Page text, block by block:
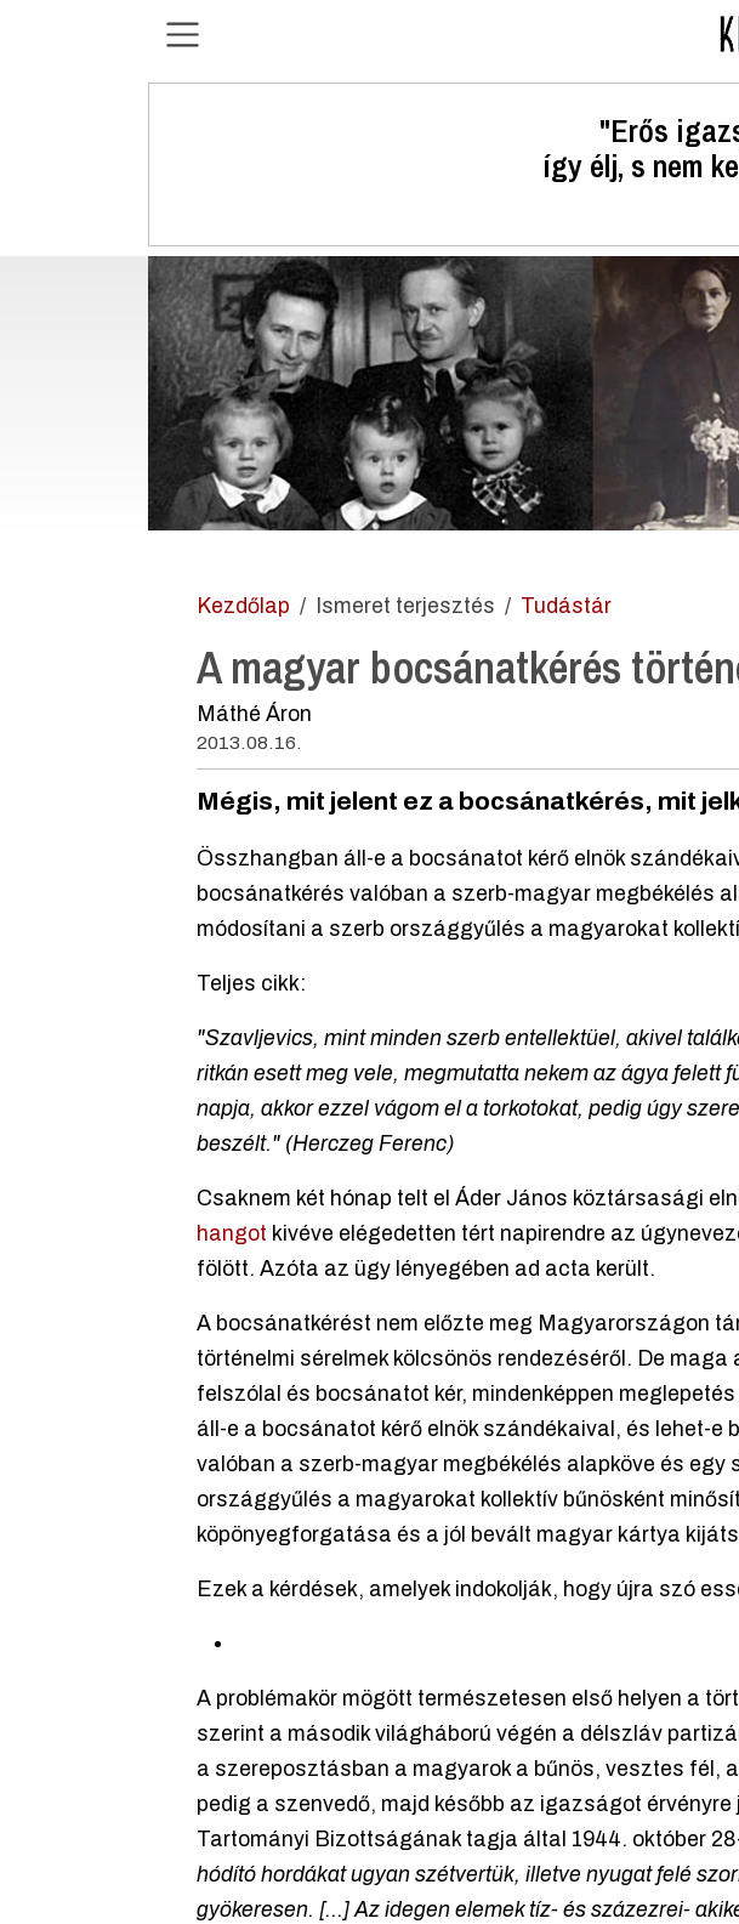
"Erős
így élj, s nem
Kezdőlap Ismeret terjesztés Tudástár
A magyar bocsánatkérés
Máthé Áron
2013.08.16.
Mégis, mit jelent ez a bocsánatkérés, mit
Összhangban áll-e a bocsánatot kérő elnök
bocsánatkérés valóban a szerb-magyar megbékélés
módosítani a szerb országgyűlés a magyarokat
Teljes cikk:
"Szavljevics, mint minden szerb entellektüel, akivel
ritkán esett meg vele, megmutatta nekem az ágya felett
napja, akkor ezzel vágom el a torkotokat, pedig úgy
beszélt." (Herczeg Ferenc)
Csaknem két hónap telt el Áder János köztársasági
hangot kivéve elégedetten tért napirendre az
fölött. Azóta az ügy lényegében ad acta került.
A bocsánatkérést nem előzte meg Magyarországon
történelmi sérelmek kölcsönös rendezéséről. De
felszólal és bocsánatot kér, mindenképpen
áll-e a bocsánatot kérő elnök szándékaival, és lehet-
valóban a szerb-magyar megbékélés alapköve és
országgyűlés a magyarokat kollektív bűnösként
köpönyegforgatása és a jól bevált magyar kártya
Ezek a kérdések, amelyek indokolják, hogy újra szó
A problémakör mögött természetesen első helyen a
szerint a második világháború végén a délszláv
a szereposztásban a magyarok a bűnös, vesztes fél,
pedig a szenvedő, majd később az igazságot
Tartományi Bizottságának tagja által 1944. október
hódító hordákat ugyan szétvertük, illetve nyugat felé
gyökeresen. [...] Az idegen elemek tíz- és százezrei-